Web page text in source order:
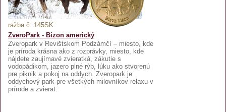
ražba č. 145SK
ZveroPark - Bizon americký
Zveropark v Revištskom Podzámčí – miesto, kde
je príroda krásna ako z rozprávky, miesto, kde
nájdete zaujímavé zvieratká, zákutie s
vodopádikom, jazero plné rýb, lúku ako stvorenú
pre piknik a pokoj na oddych. Zveropark je
oddychový park pre všetkých milovníkov relaxu v
prírode a zvierat.